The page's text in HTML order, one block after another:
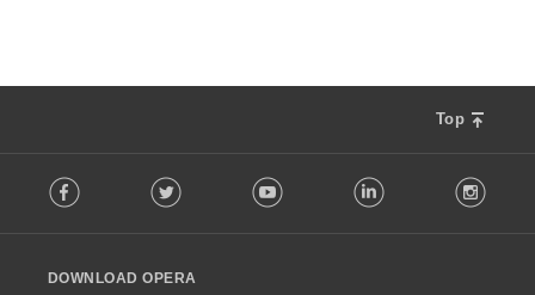
Top
o
w
Facebook Twitter Youtube LinkedIn
DOWNLOAD OPERA